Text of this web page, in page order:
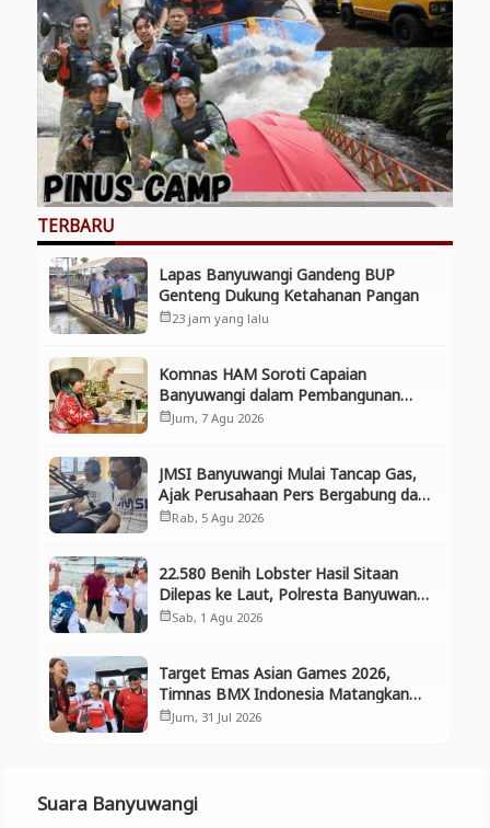
TERBARU
Lapas Banyuwangi Gandeng BUP
Genteng Dukung Ketahanan Pangan
calendar_month23 jam yang lalu
Komnas HAM Soroti Capaian
Banyuwangi dalam Pembangunan
Inklusif, Diusulkan Ikut Penilaian HAM
Nasional
calendar_monthJum, 7 Agu 2026
JMSI Banyuwangi Mulai Tancap Gas,
Ajak Perusahaan Pers Bergabung dan
Perkuat Kolaborasi
calendar_monthRab, 5 Agu 2026
22.580 Benih Lobster Hasil Sitaan
Dilepas ke Laut, Polresta Banyuwangi
Selamatkan Aset Negara dan
Ekosistem
calendar_monthSab, 1 Agu 2026
Target Emas Asian Games 2026,
Timnas BMX Indonesia Matangkan
Persiapan di Banyuwangi
calendar_monthJum, 31 Jul 2026
Suara Banyuwangi